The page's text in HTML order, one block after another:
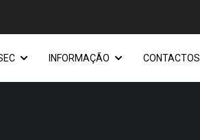
INFORMAÇÃO CONTACTOS